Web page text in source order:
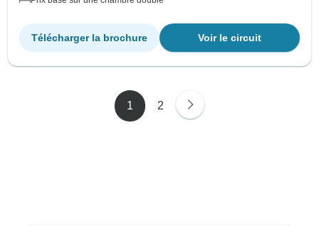
Voir le circuit
Télécharger la brochure
1 2